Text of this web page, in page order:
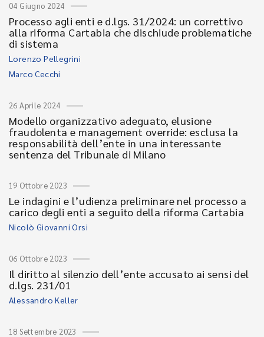
04 Giugno 2024
Processo agli enti e d.lgs. 31/2024: un correttivo
alla riforma Cartabia che dischiude problematiche
di sistema
Lorenzo Pellegrini
Marco Cecchi
26 Aprile 2024
Modello organizzativo adeguato, elusione
fraudolenta e management override: esclusa la
responsabilità dell’ente in una interessante
sentenza del Tribunale di Milano
19 Ottobre 2023
Le indagini e l’udienza preliminare nel processo a
carico degli enti a seguito della riforma Cartabia
Nicolò Giovanni Orsi
06 Ottobre 2023
Il diritto al silenzio dell’ente accusato ai sensi del
d.lgs. 231/01
Alessandro Keller
18 Settembre 2023